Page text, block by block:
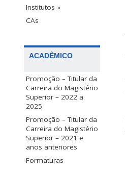
Institutos »
CAs
ACADÊMICO
Promoção – Titular da
Carreira do Magistério
Superior – 2022 a
2025
Promoção – Titular da
Carreira do Magistério
Superior – 2021 e
anos anteriores
Formaturas